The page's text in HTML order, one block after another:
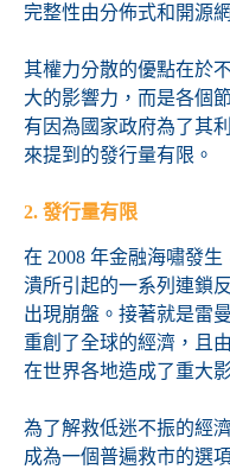
完整性由分佈式和開源
其權力分散的優點在於
大的影響力，而是各個
有因為國家政府為了其
來提到的發行量有限。
2. 發行量有限
在 2008 年金融海嘯發
潰所引起的一系列連鎖
出現崩盤。接著就是雷
重創了全球的經濟，且
在世界各地造成了重大
為了解救低迷不振的經
成為一個普遍救市的選